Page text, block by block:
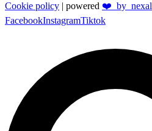
Cookie policy | powered ❤️_by_nexal
FacebookInstagramTiktok